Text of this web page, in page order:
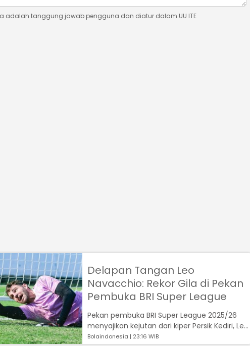
adalah tanggung jawab pengguna dan diatur dalam UU ITE
Delapan Tangan Leo
Navacchio: Rekor Gila di Pekan
Pembuka BRI Super League
Pekan pembuka BRI Super League 2025/26
menyajikan kejutan dari kiper Persik Kediri, Leo
Navacchio, yang dinobatkan sebag...
Bolaindonesia | 23:16 WIB